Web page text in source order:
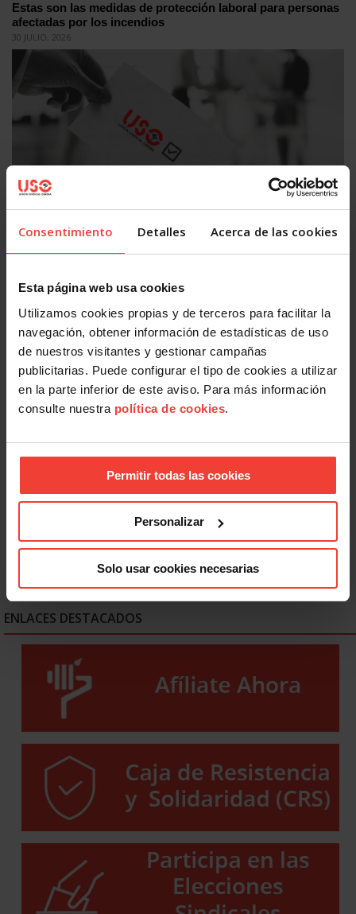
Consentimiento Detalles Acerca de las cookies
Esta página web usa cookies
Utilizamos cookies propias y de terceros para facilitar la
navegación, obtener información de estadísticas de uso
de nuestros visitantes y gestionar campañas
publicitarias. Puede configurar el tipo de cookies a utilizar
en la parte inferior de este aviso. Para más información
consulte nuestra política de cookies.
Permitir todas las cookies
Personalizar
Solo usar cookies necesarias
Estas son las medidas de protección laboral para personas
afectadas por los incendios
30 JULIO, 2026
Acción Sindical
¿Quieres presentarte con USO a las elecciones sindicales?
Te contamos cómo
incendios forestales
27 JULIO, 2026
ENLACES DESTACADOS